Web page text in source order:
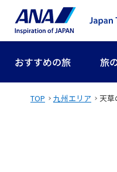
おすすめの旅 旅
TOP 九州エリア 天